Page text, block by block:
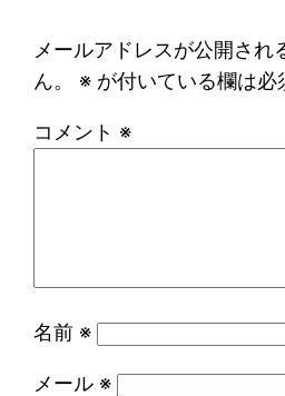
メールアドレスが公開され
ん。
※ が付いている欄は必
コメント ※
名前 ※
メール ※